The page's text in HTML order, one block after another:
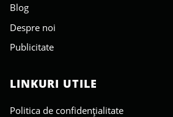
Blog
Despre noi
Publicitate
LINKURI UTILE
Politica de confidențialitate